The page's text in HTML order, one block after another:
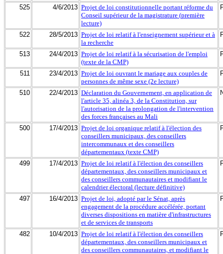
525 4/6/2013 Projet de loi constitutionnelle portant réforme du
Conseil supérieur de la magistrature (première
lecture)
522 28/5/2013 Projet de loi relatif à l'enseignement supérieur et à
la recherche
513 24/4/2013 Projet de loi relatif à la sécurisation de l'emploi
(texte de la CMP)
511 23/4/2013 Projet de loi ouvrant le mariage aux couples de
personnes de même sexe (2e lecture)
510 22/4/2013 Déclaration du Gouvernement, en application de
l'article 35, alinéa 3, de la Constitution, sur
l'autorisation de la prolongation de l'intervention
des forces françaises au Mali
500 17/4/2013 Projet de loi organique relatif à l'élection des
conseillers municipaux, des conseillers
intercommunaux et des conseillers
départementaux (texte CMP)
499 17/4/2013 Projet de loi relatif à l'élection des conseillers
départementaux, des conseillers municipaux et
des conseillers communautaires et modifiant le
calendrier électoral (lecture définitive)
497 16/4/2013 Projet de loi, adopté par le Sénat, après
engagement de la procédure accélérée, portant
diverses dispositions en matière d'infrastructures
et de services de transports
482 10/4/2013 Projet de loi relatif à l'élection des conseillers
départementaux, des conseillers municipaux et
des conseillers communautaires, et modifiant le